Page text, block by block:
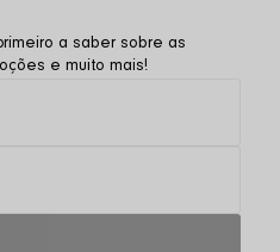
a saber sobre as
e muito mais!